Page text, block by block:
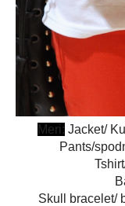
Meri: Jacket/
Pants/
Skull bracelet/